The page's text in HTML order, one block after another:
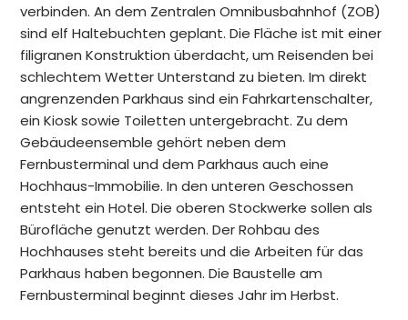
verbinden. An dem Zentralen Omnibusbahnhof (ZOB)
sind elf Haltebuchten geplant. Die Fläche ist mit einer
filigranen Konstruktion überdacht, um Reisenden bei
schlechtem Wetter Unterstand zu bieten. Im direkt
angrenzenden Parkhaus sind ein Fahrkartenschalter,
ein Kiosk sowie Toiletten untergebracht. Zu dem
Gebäudeensemble gehört neben dem
Fernbusterminal und dem Parkhaus auch eine
Hochhaus-Immobilie. In den unteren Geschossen
entsteht ein Hotel. Die oberen Stockwerke sollen als
Bürofläche genutzt werden. Der Rohbau des
Hochhauses steht bereits und die Arbeiten für das
Parkhaus haben begonnen. Die Baustelle am
Fernbusterminal beginnt dieses Jahr im Herbst.